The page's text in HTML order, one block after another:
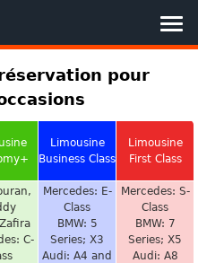
pour
Limousine
Business Class
Limousine
First Class
C-
Mercedes: E-
Class
BMW: 5
Series; X3
Audi: A4 and
Mercedes: S-
Class
BMW: 7
Series; X5
Audi: A8